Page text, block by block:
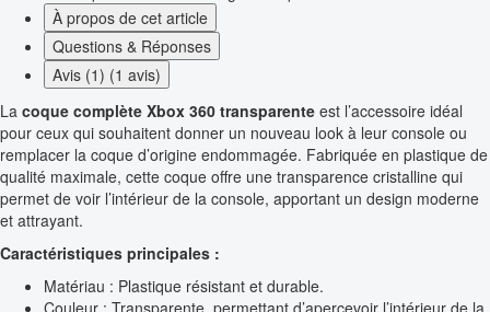
À propos de cet article
Questions & Réponses
Avis (1) (1 avis)
La coque complète Xbox 360 transparente est l’accessoire idéal
pour ceux qui souhaitent donner un nouveau look à leur console ou
remplacer la coque d’origine endommagée. Fabriquée en plastique de
qualité maximale, cette coque offre une transparence cristalline qui
permet de voir l’intérieur de la console, apportant un design moderne
et attrayant.
Caractéristiques principales :
Matériau : Plastique résistant et durable.
Couleur : Transparente, permettant d’apercevoir l’intérieur de la